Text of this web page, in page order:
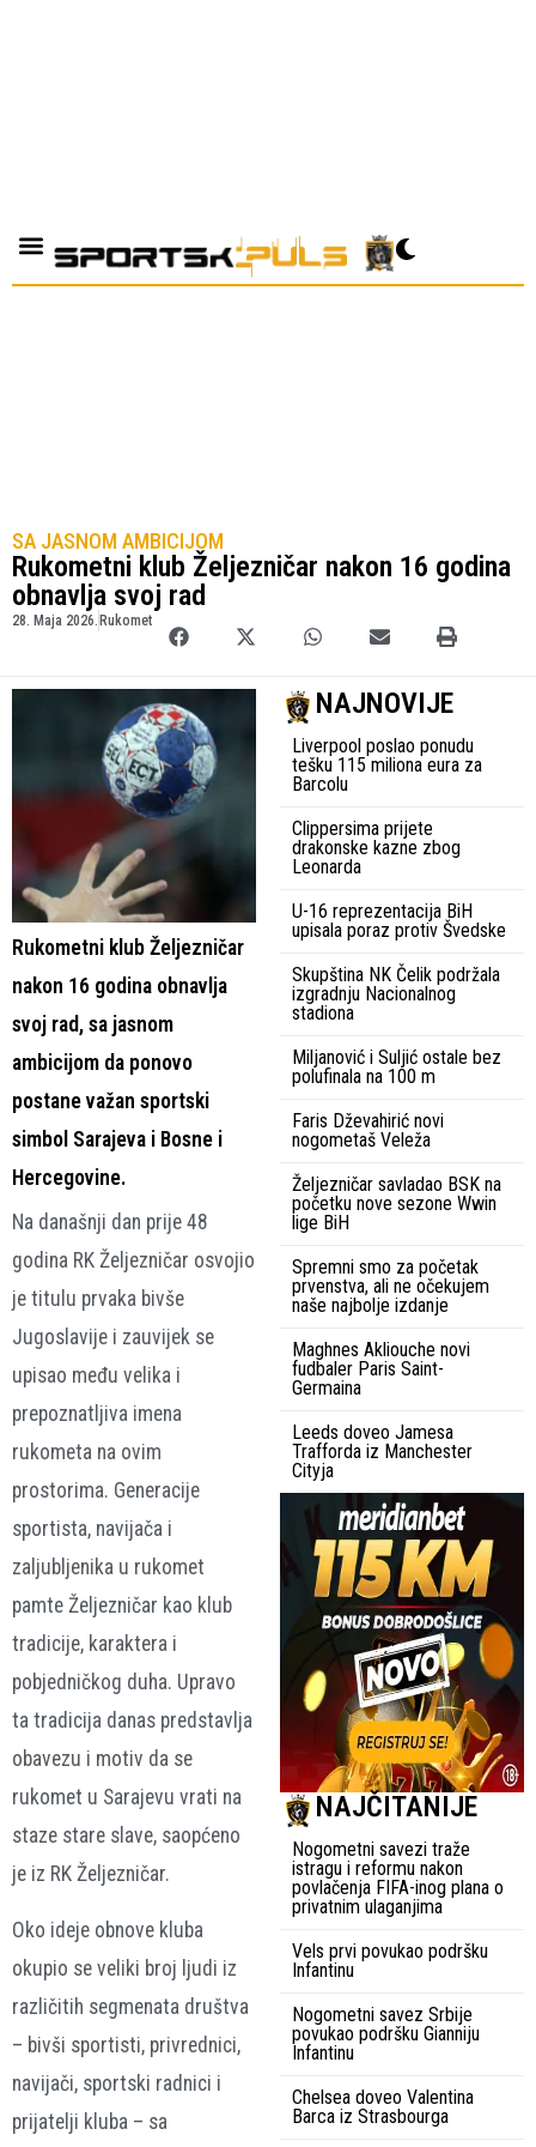
SA JASNOM AMBICIJOM
Rukometni klub Željezničar nakon 16 godina
obnavlja svoj rad
28. Maja 2026. Rukomet
Rukometni klub Željezničar
nakon 16 godina obnavlja
svoj rad, sa jasnom
ambicijom da ponovo
postane važan sportski
simbol Sarajeva i Bosne i
Hercegovine.
Na današnji dan prije 48
godina RK Željezničar osvojio
je titulu prvaka bivše
Jugoslavije i zauvijek se
upisao među velika i
prepoznatljiva imena
rukometa na ovim
prostorima. Generacije
sportista, navijača i
zaljubljenika u rukomet
pamte Željezničar kao klub
tradicije, karaktera i
pobjedničkog duha. Upravo
ta tradicija danas predstavlja
obavezu i motiv da se
rukomet u Sarajevu vrati na
staze stare slave, saopćeno
je iz RK Željezničar.
Oko ideje obnove kluba
okupio se veliki broj ljudi iz
različitih segmenata društva
– bivši sportisti, privrednici,
navijači, sportski radnici i
prijatelji kluba – sa
NAJNOVIJE
Liverpool poslao ponudu
tešku 115 miliona eura za
Barcolu
Clippersima prijete
drakonske kazne zbog
Leonarda
U-16 reprezentacija BiH
upisala poraz protiv Švedske
Skupština NK Čelik podržala
izgradnju Nacionalnog
stadiona
Miljanović i Suljić ostale bez
polufinala na 100 m
Faris Dževahirić novi
nogometaš Veleža
Željezničar savladao BSK na
početku nove sezone Wwin
lige BiH
Spremni smo za početak
prvenstva, ali ne očekujem
naše najbolje izdanje
Maghnes Akliouche novi
fudbaler Paris Saint-
Germaina
Leeds doveo Jamesa
Trafforda iz Manchester
Cityja
NAJČITANIJE
Nogometni savezi traže
istragu i reformu nakon
povlačenja FIFA-inog plana o
privatnim ulaganjima
Vels prvi povukao podršku
Infantinu
Nogometni savez Srbije
povukao podršku Gianniju
Infantinu
Chelsea doveo Valentina
Barca iz Strasbourga